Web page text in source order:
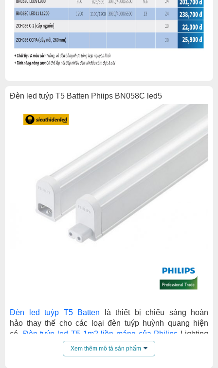
Đèn led tuýp T5 Batten Phiips BN058C led5
Đèn led tuýp T5 Batten là thiết bị chiếu sáng hoàn
hảo thay thế cho các loại đèn tuýp huỳnh quang hiện
có. Đèn tuýp led T5 1m2 liền máng của Philips Lighting
thừa hưởng những tính năng tuyệt vời từ công nghệ ứng
dụng chip Led và chiếu sáng hiện đại. Đèn tuýp T5 của
Xem thêm mô tả sản phẩm